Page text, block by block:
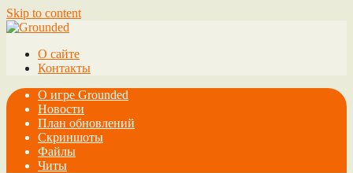
Skip to content
О сайте
Контакты
О игре Grounded
Новости
План обновлений
Скриншоты
Файлы
Читы